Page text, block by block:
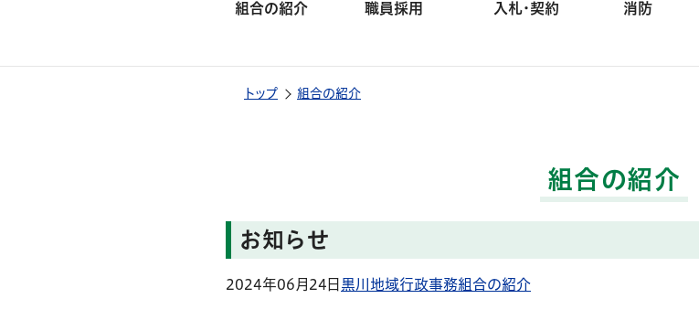
組合の紹介 職員採用 入札・契約 消防
トップ 組合の紹介
組合の紹介
お知らせ
2024年06月24日 黒川地域行政事務組合の紹介